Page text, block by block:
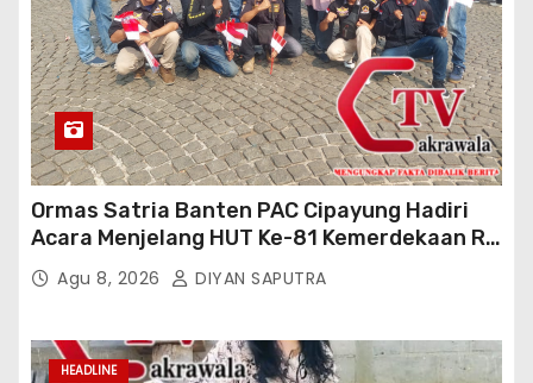
Ormas Satria Banten PAC Cipayung Hadiri
Acara Menjelang HUT Ke-81 Kemerdekaan RI
Di Silang Monas
Agu 8, 2026 DIYAN SAPUTRA
HEADLINE